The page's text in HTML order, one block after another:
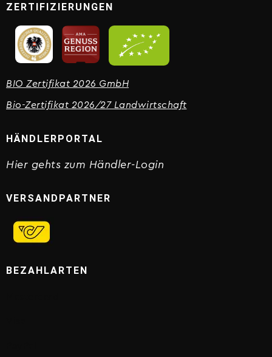
HÄNDLERPORTAL
Hier gehts zum Händler-Login
VERSANDPARTNER
BEZAHLARTEN
ZERTIFIZIERUNGEN
BIO Zertifikat 2026 GmbH
Bio-Zertifikat 2026/27 Landwirtschaft